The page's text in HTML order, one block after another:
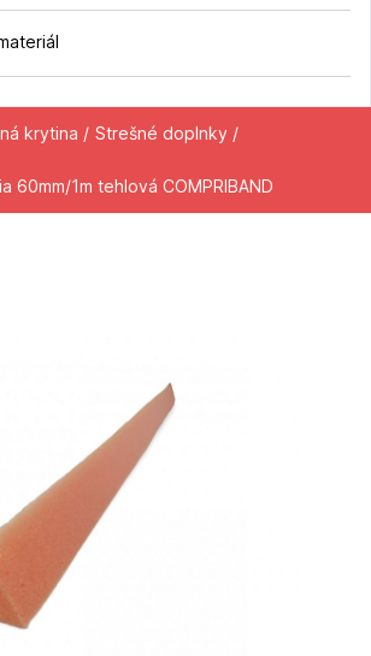
krytina / Strešné doplnky /
60mm/1m tehlová COMPRIBAND